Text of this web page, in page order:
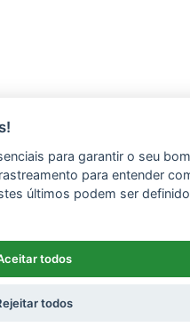
para garantir o seu
para entender
últimos podem ser
todos
todos